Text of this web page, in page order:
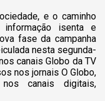
e o caminho
isenta e
fase da campanha
nesta segunda-
canais Globo da TV
nos jornais O Globo,
canais digitais,